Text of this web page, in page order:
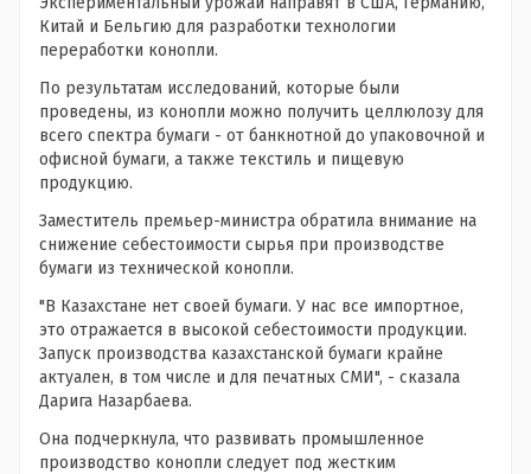
Китай и Бельгию для разработки технологии
переработки конопли.
По результатам исследований, которые были
проведены, из конопли можно получить целлюлозу для
всего спектра бумаги - от банкнотной до упаковочной и
офисной бумаги, а также текстиль и пищевую
продукцию.
Заместитель премьер-министра обратила внимание на
снижение себестоимости сырья при производстве
бумаги из технической конопли.
"В Казахстане нет своей бумаги. У нас все импортное,
это отражается в высокой себестоимости продукции.
Запуск производства казахстанской бумаги крайне
актуален, в том числе и для печатных СМИ", - сказала
Дарига Назарбаева.
Она подчеркнула, что развивать промышленное
производство конопли следует под жестким